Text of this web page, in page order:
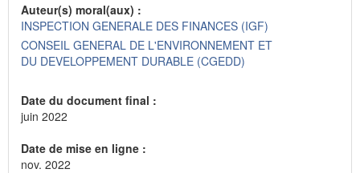
Auteur(s) moral(aux) :
INSPECTION GENERALE DES FINANCES (IGF)
CONSEIL GENERAL DE L'ENVIRONNEMENT ET
DU DEVELOPPEMENT DURABLE (CGEDD)
Date du document final :
juin 2022
Date de mise en ligne :
nov. 2022